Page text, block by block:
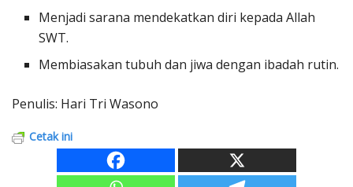
Menjadi sarana mendekatkan diri kepada Allah
SWT.
Membiasakan tubuh dan jiwa dengan ibadah rutin.
Penulis: Hari Tri Wasono
Cetak ini